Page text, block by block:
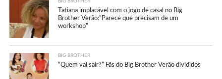
BIG BROTHER
Tatiana implacável com o jogo de casal no Big
Brother Verão:”Parece que precisam de um
workshop”
BIG BROTHER
“Quem vai sair?” Fãs do Big Brother Verão divididos